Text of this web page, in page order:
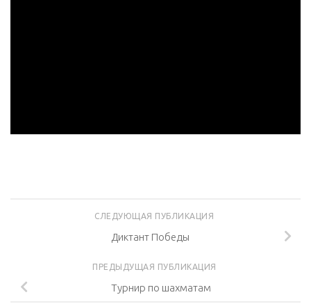
СЛЕДУЮЩАЯ ПУБЛИКАЦИЯ
Диктант Победы
ПРЕДЫДУЩАЯ ПУБЛИКАЦИЯ
Турнир по шахматам